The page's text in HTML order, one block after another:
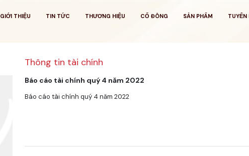
GIỚI THIỆU TIN TỨC THƯƠNG HIỆU CỔ ĐÔNG SẢN PHẨM TUYỂN
Thông tin tài chính
Báo cáo tài chính quý 4 năm 2022
Báo cáo tài chính quý 4 năm 2022